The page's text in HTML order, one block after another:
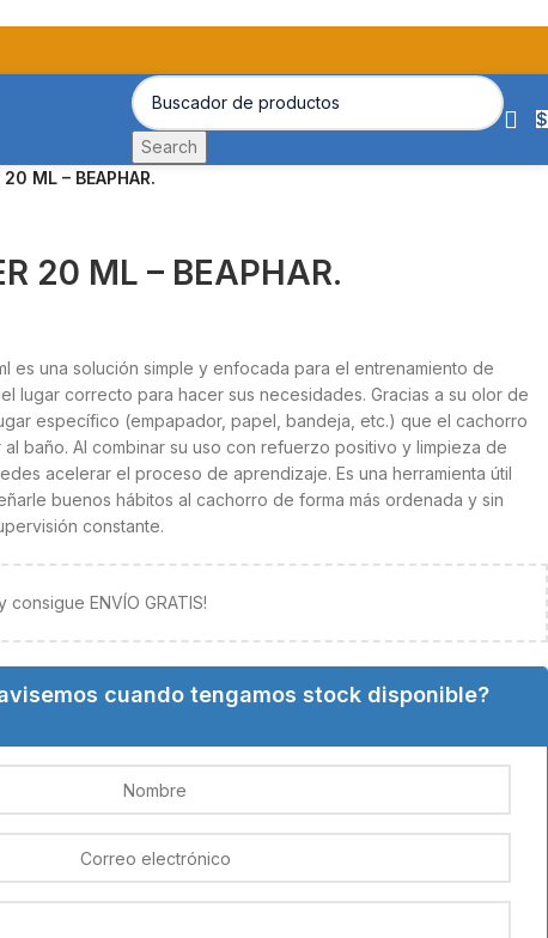
Search
$
ML – BEAPHAR.
20 ML – BEAPHAR.
es una solución simple y enfocada para el entrenamiento de
lugar correcto para hacer sus necesidades. Gracias a su olor de
específico (empapador, papel, bandeja, etc.) que el cachorro
baño. Al combinar su uso con refuerzo positivo y limpieza de
acelerar el proceso de aprendizaje. Es una herramienta útil
buenos hábitos al cachorro de forma más ordenada y sin
constante.
consigue ENVÍO GRATIS!
cuando tengamos stock disponible?